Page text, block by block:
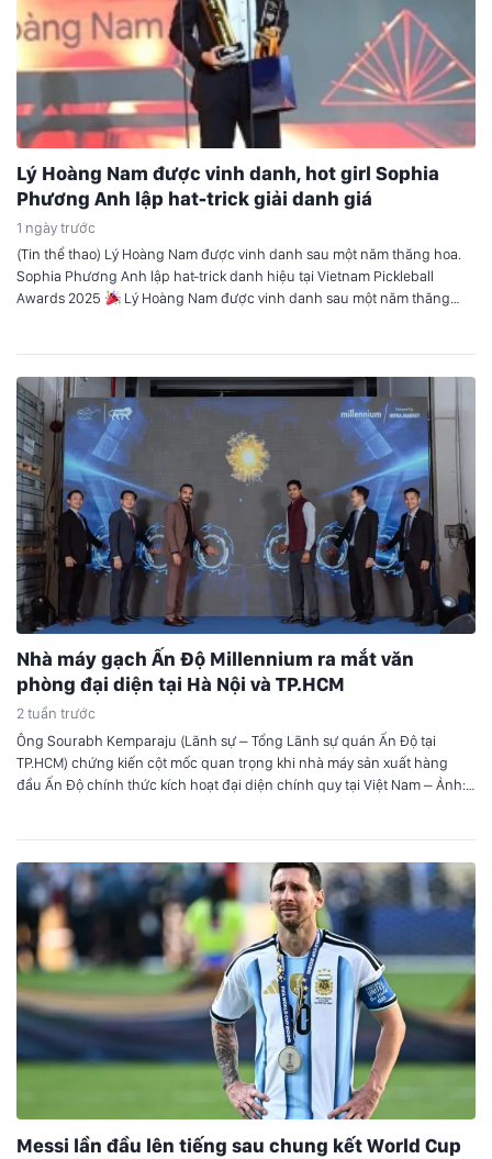
Lý Hoàng Nam được vinh danh, hot girl Sophia
Phương Anh lập hat-trick giải danh giá
1 ngày trước
(Tin thể thao) Lý Hoàng Nam được vinh danh sau một năm thăng hoa.
Sophia Phương Anh lập hat-trick danh hiệu tại Vietnam Pickleball
Awards 2025
Lý Hoàng Nam được vinh danh sau một năm thăng
Nhà máy gạch Ấn Độ Millennium ra mắt văn
phòng đại diện tại Hà Nội và TP.HCM
2 tuần trước
Ông Sourabh Kemparaju (Lãnh sự – Tổng Lãnh sự quán Ấn Độ tại
TP.HCM) chứng kiến cột mốc quan trọng khi nhà máy sản xuất hàng
đầu Ấn Độ chính thức kích hoạt đại diện chính quy tại Việt Nam – Ảnh:
Messi lần đầu lên tiếng sau chung kết World Cup